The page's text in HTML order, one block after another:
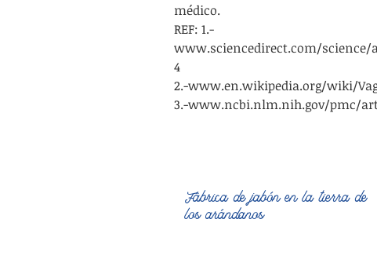
médico.
REF: 1.-
www.sciencedirect.com/science/
4
2.-www.en.wikipedia.org/wiki/
3.-www.ncbi.nlm.nih.gov/pmc/
Fábrica de jabón en la tierra de
los arándanos